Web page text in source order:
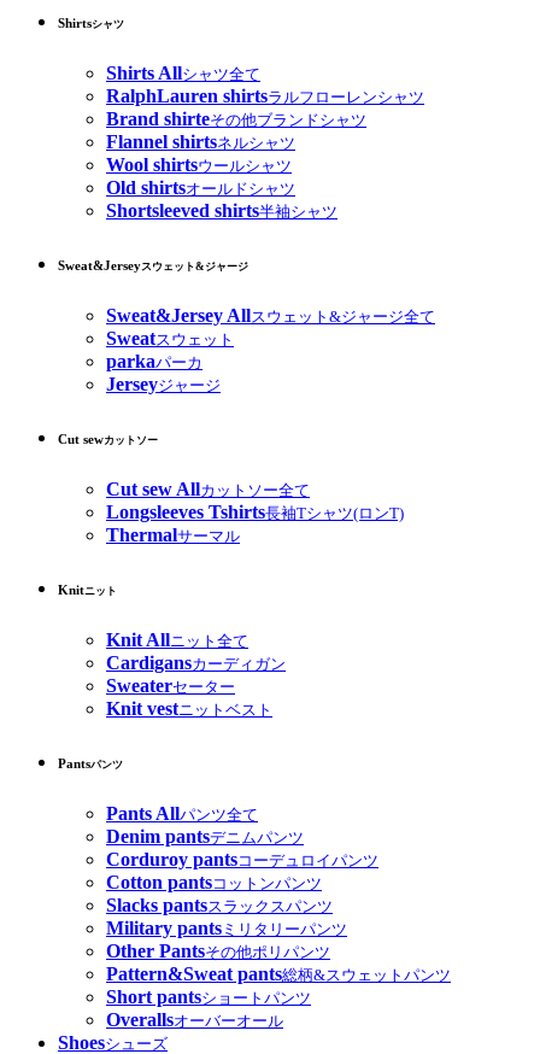
Shirtsシャツ
Shirts Allシャツ全て
RalphLauren shirtsラルフローレンシャツ
Brand shirteその他ブランドシャツ
Flannel shirtsネルシャツ
Wool shirtsウールシャツ
Old shirtsオールドシャツ
Shortsleeved shirts半袖シャツ
Sweat&Jerseyスウェット&ジャージ
Sweat&Jersey Allスウェット&ジャージ全て
Sweatスウェット
parkaパーカ
Jerseyジャージ
Cut sewカットソー
Cut sew Allカットソー全て
Longsleeves Tshirts長袖Tシャツ(ロンT)
Thermalサーマル
Knitニット
Knit Allニット全て
Cardigansカーディガン
Sweaterセーター
Knit vestニットベスト
Pantsパンツ
Pants Allパンツ全て
Denim pantsデニムパンツ
Corduroy pantsコーデュロイパンツ
Cotton pantsコットンパンツ
Slacks pantsスラックスパンツ
Military pants ミリタリーパンツ
Other Pantsその他ポリパンツ
Pattern&Sweat pants総柄&スウェットパンツ
Short pantsショートパンツ
Overallsオーバーオール
Shoesシューズ